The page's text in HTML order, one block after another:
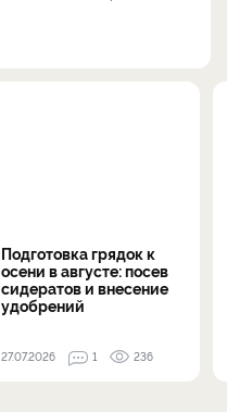
Подготовка грядок к
осени в августе: посев
сидератов и внесение
удобрений
27.07.2026 1 236